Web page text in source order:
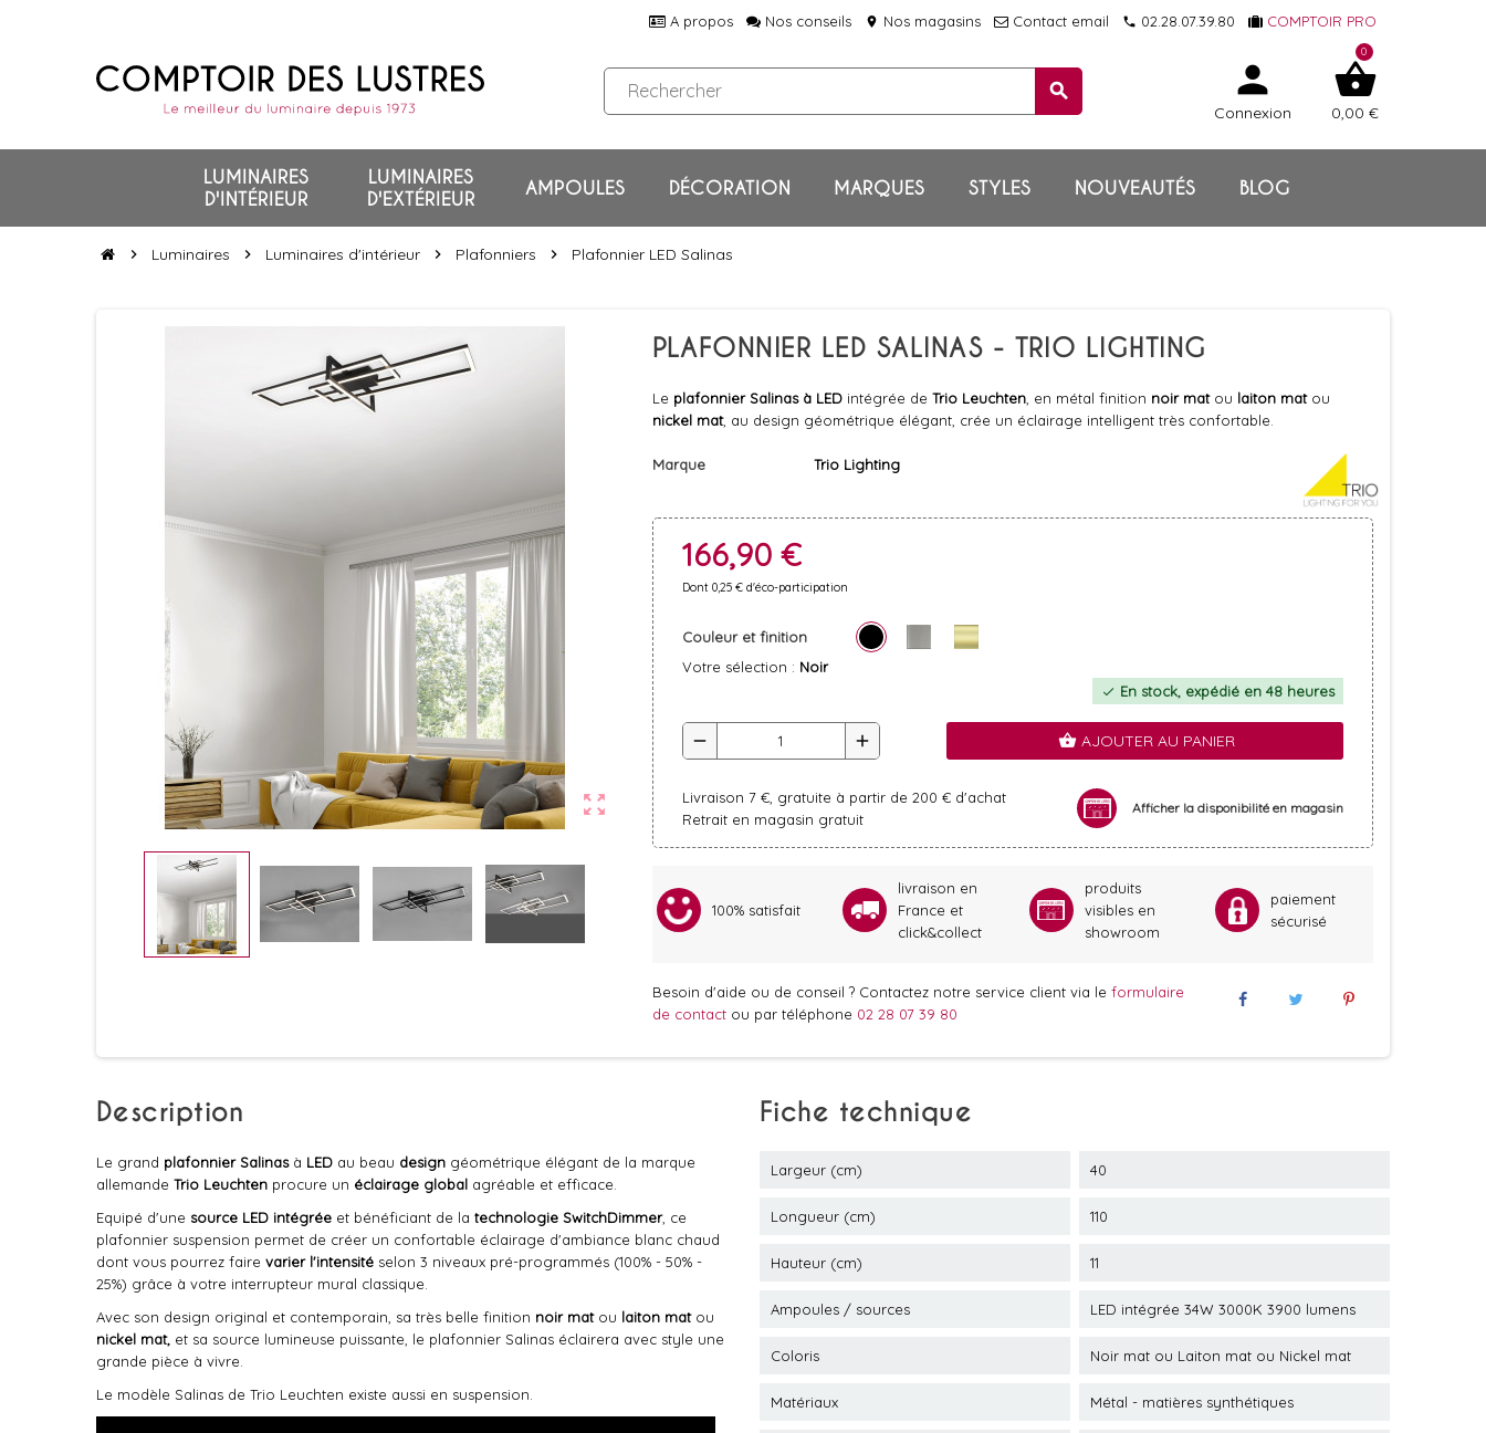
A propos Nos conseils location_on Nos magasins Contact email local_phone 02.28.07.39.80 COMPTOIR PRO
search person
Connexion
shopping_basket
0,00 €
0
LUMINAIRES
D'INTÉRIEUR
LUMINAIRES
D'EXTÉRIEUR
AMPOULES DÉCORATION MARQUES STYLES NOUVEAUTÉS BLOG
chevron_right Luminaires chevron_right Luminaires d'intérieur chevron_right Plafonniers chevron_right Plafonnier LED Salinas
zoom_out_map
PLAFONNIER LED SALINAS - TRIO LIGHTING
Le plafonnier Salinas à LEDintégrée de Trio Leuchten, en métal finition noir mat ou laiton mat ou
nickel mat, au design géométrique élégant, crée un éclairage intelligent très confortable.
Marque Trio Lighting
166,90 €
Dont 0,25 € d'éco-participation
Couleur et finition
Votre sélection : Noir
check En stock, expédié en 48 heures
remove add shopping_basket AJOUTER AU PANIER
Livraison 7 €, gratuite à partir de 200 € d'achat
Retrait en magasin gratuit
Afficher la disponibilité en magasin
100% satisfait
livraison en
France et
click&collect
produits
visibles en
showroom
paiement
sécurisé
Besoin d'aide ou de conseil ? Contactez notre service client via le formulaire
de contact ou par téléphone 02 28 07 39 80
Description
Le grand plafonnier Salinasà LED au beau design géométrique élégant de la marque
allemande Trio Leuchten procure un éclairage global agréable et efficace.
Equipé d'une source LED intégrée et bénéficiant de la technologie SwitchDimmer, ce
plafonnier suspension permet de créer un confortable éclairage d'ambiance blanc chaud
dont vous pourrez faire varier l'intensité selon 3 niveaux pré-programmés (100% - 50% -
25%) grâce à votre interrupteur mural classique.
Avec son design original et contemporain, sa très belle finition noir matou laiton mat ou
nickel mat, et sa source lumineuse puissante, le plafonnier Salinas éclairera avec style une
grande pièce à vivre.
Le modèle Salinas de Trio Leuchten existe aussi en suspension.
Fiche technique
Largeur (cm) 40
Longueur (cm) 110
Hauteur (cm) 11
Ampoules / sources LED intégrée 34W 3000K 3900 lumens
Coloris Noir mat ou Laiton mat ou Nickel mat
Matériaux Métal - matières synthétiques